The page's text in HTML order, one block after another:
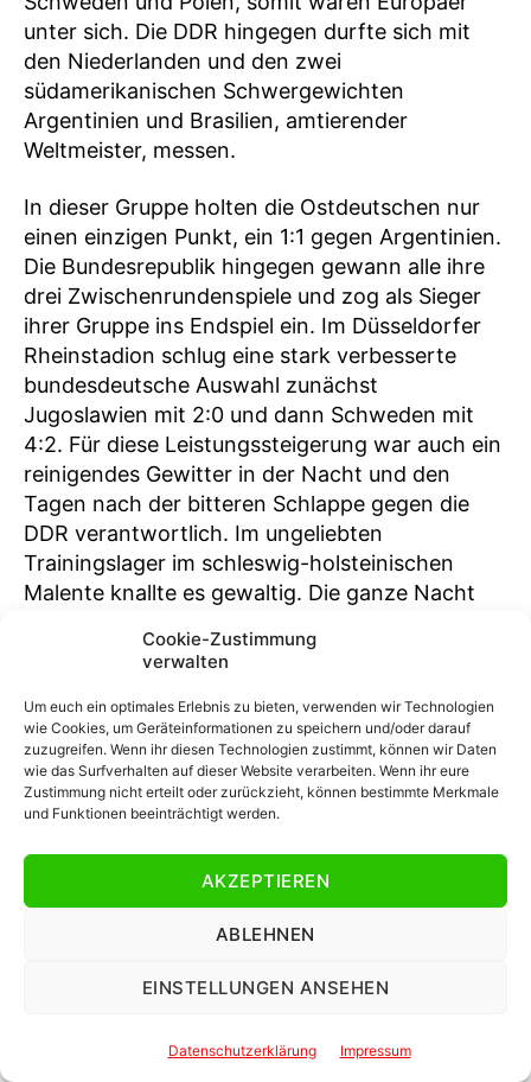
Cookie-Zustimmung
verwalten
Um euch ein optimales Erlebnis zu bieten, verwenden wir Technologien
wie Cookies, um Geräteinformationen zu speichern und/oder darauf
zuzugreifen. Wenn ihr diesen Technologien zustimmt, können wir Daten
wie das Surfverhalten auf dieser Website verarbeiten. Wenn ihr eure
Zustimmung nicht erteilt oder zurückzieht, können bestimmte Merkmale
und Funktionen beeinträchtigt werden.
AKZEPTIEREN
ABLEHNEN
EINSTELLUNGEN ANSEHEN
Datenschutzerklärung Impressum
unter sich. Die DDR hingegen durfte sich mit
den Niederlanden und den zwei
südamerikanischen Schwergewichten
Argentinien und Brasilien, amtierender
Weltmeister, messen.
In dieser Gruppe holten die Ostdeutschen nur
einen einzigen Punkt, ein 1:1 gegen Argentinien.
Die Bundesrepublik hingegen gewann alle ihre
drei Zwischenrundenspiele und zog als Sieger
ihrer Gruppe ins Endspiel ein. Im Düsseldorfer
Rheinstadion schlug eine stark verbesserte
bundesdeutsche Auswahl zunächst
Jugoslawien mit 2:0 und dann Schweden mit
4:2. Für diese Leistungssteigerung war auch ein
reinigendes Gewitter in der Nacht und den
Tagen nach der bitteren Schlappe gegen die
DDR verantwortlich. Im ungeliebten
Trainingslager im schleswig-holsteinischen
Malente knallte es gewaltig. Die ganze Nacht
Niederlage und was nun anders werden müsse.
im Spiel.
Der „Lange“, Bundestrainer Helmut Schön,
weilte im Bett und gab seinem Team Freiraum.
Das war kein Zeichen schönscher Schwäche, in
diesem Moment tat er das Richtige, als er sich
nicht einmischte. Obwohl Schön die
Prämienzockerei seines Kaders vor Beginn der
WM sehr missfallen hatte, war das Verhältnis
zur Mannschaft nicht zerrüttet. Schöns
unter Schön spielte, teilte dem Chef am